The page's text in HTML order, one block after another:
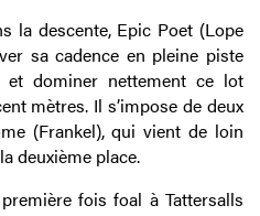
la descente, Epic Poet (Lope
sa cadence en pleine piste
dominer nettement ce lot
mètres. Il s’impose de deux
(Frankel), qui vient de loin
deuxième place.
fois foal à Tattersalls